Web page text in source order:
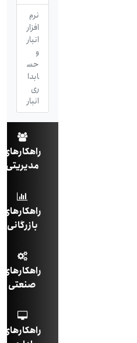
نرم
افزار
انبار
حس
ابدا
ری
انبار
راهکارهای
مدیریتی
راهکارهای
بازرگانی
راهکارهای
صنعتی
راهکارهای